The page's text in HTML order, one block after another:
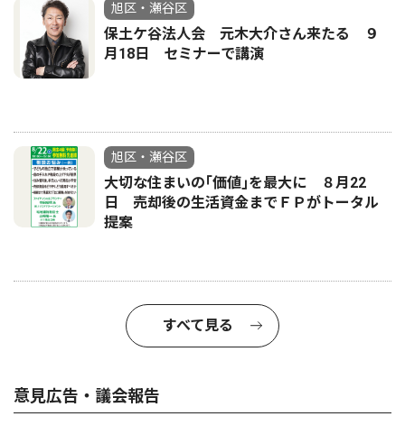
旭区・瀬谷区
保土ケ谷法人会 元木大介さん来たる ９
月18日 セミナーで講演
旭区・瀬谷区
大切な住まいの｢価値｣を最大に ８月22
日 売却後の生活資金までＦＰがトータル
提案
すべて見る
意見広告・議会報告